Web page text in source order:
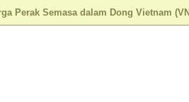
Perak Semasa dalam Dong Vietnam